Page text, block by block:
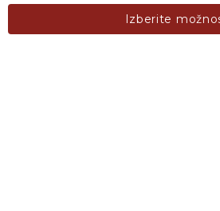
Izberite
Ta izdelek ima več različic.